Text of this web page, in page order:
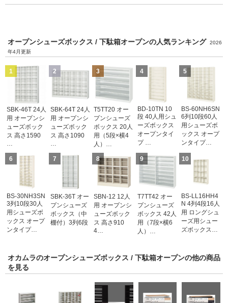
オープンシューズボックス / 下駄箱オープンの人気ランキング
2026
年4月更新
1
SBK-46T 24人
用 オープンシ
ューズボック
ス 高さ1590
…
2
SBK-64T 24人
用 オープンシ
ューズボック
ス 高さ1090
…
3
T5TT20 オー
プンシューズ
ボックス 20人
用（5段×横4
人）…
4
BD-10TN 10
段 40人用シュ
ーズボックス
オープンタイ
プ …
5
BS-60NH6SN
6列10段60人
用シューズボ
ックス オープ
ンタイプ…
6
BS-30NH3SN
3列10段30人
用シューズボ
ックス オープ
ンタイプ…
7
SBK-36T オー
プンシューズ
ボックス（中
棚付）3列6段
8
SBN-12 12人
用 オープンシ
ューズボック
ス 高さ910
4…
9
T7TT42 オー
プンシューズ
ボックス 42人
用（7段×横6
人）…
10
BS-LL16HH4
N 4列4段16人
用 ロングシュ
ーズ用シュー
ズボックス…
オカムラのオープンシューズボックス / 下駄箱オープンの他の商品
を見る